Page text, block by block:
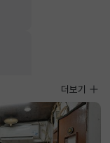
사진뉴스
더보기